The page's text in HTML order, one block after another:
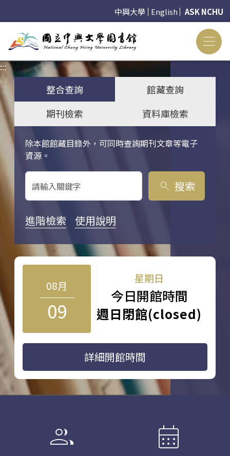
中興大學 English ASK NCHU
:::
整合查詢
館藏查詢
期刊檢索
資料庫檢索
除本館館藏目錄外，可同時查詢期刊文章等電子
資源。
關鍵字搜尋
search 搜索
進階檢索 使用說明
08月
09
星期日
今日開館時間
週日閉館(closed)
詳細開館時間
group calendar_month